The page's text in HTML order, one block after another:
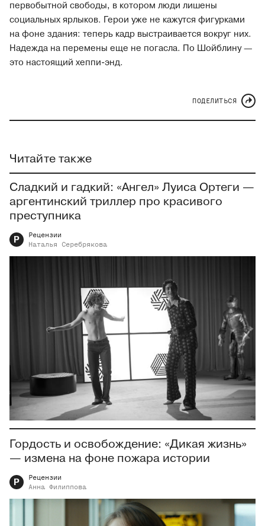
первобытной свободы, в котором люди лишены
социальных ярлыков. Герои уже не кажутся фигурками
на фоне здания: теперь кадр выстраивается вокруг них.
Надежда на перемены еще не погасла. По Шойблину —
это настоящий хеппи-энд.
ПОДЕЛИТЬСЯ
Читайте также
Сладкий и гадкий: «Ангел» Луиса Ортеги —
аргентинский триллер про красивого
преступника
Р
Рецензии
Наталья
Серебрякова
Гордость и освобождение: «Дикая жизнь»
— измена на фоне пожара истории
Р
Рецензии
Анна Филиппова